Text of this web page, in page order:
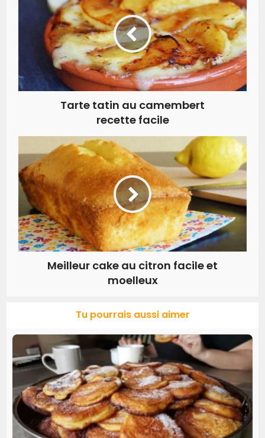
Tarte tatin au camembert
recette facile
Meilleur cake au citron facile et
moelleux
Tu pourrais aussi aimer